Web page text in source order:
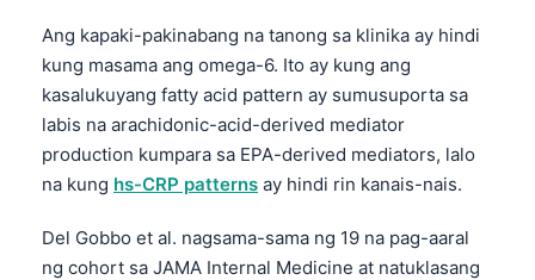
Ang kapaki-pakinabang na tanong sa klinika ay hindi
kung masama ang omega-6. Ito ay kung ang
kasalukuyang fatty acid pattern ay sumusuporta sa
labis na arachidonic-acid-derived mediator
production kumpara sa EPA-derived mediators, lalo
na kung hs-CRP patterns ay hindi rin kanais-nais.
Del Gobbo et al. nagsama-sama ng 19 na pag-aaral
ng cohort sa JAMA Internal Medicine at natuklasang